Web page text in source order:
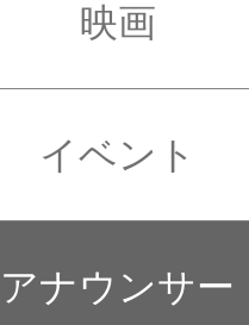
映画
イベント
アナウンサー